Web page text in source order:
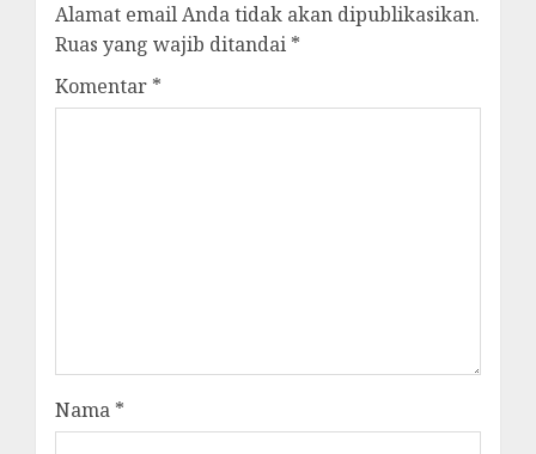
Alamat email Anda tidak akan dipublikasikan.
Ruas yang wajib ditandai *
Komentar *
Nama *